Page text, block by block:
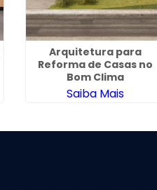
Arquitetura para
Reforma de Casas no
Bom Clima
Saiba Mais